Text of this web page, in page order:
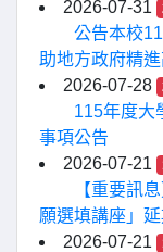
2026-07-31
公告本校
助地方政府精
2026-07-28
115年度大
事項公告
2026-07-21
【重要訊
願選填講座」
2026-07-21